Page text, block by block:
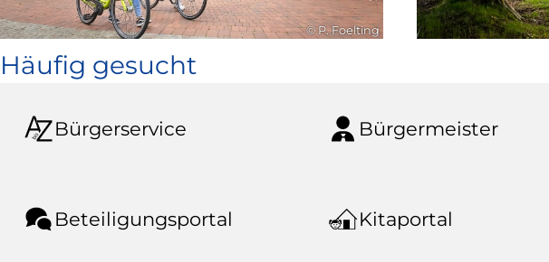
© P. Foelting
Häufig gesucht
Bürgerservice Bürgermeister
Beteiligungsportal Kitaportal